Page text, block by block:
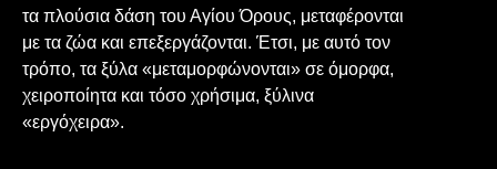
τα πλούσια δάση του Αγίου Όρους, μεταφέρονται
με τα ζώα και επεξεργάζονται. Έτσι, με αυτό τον
τρόπο, τα ξύλα «μεταμορφώνονται» σε όμορφα,
χειροποίητα και τόσο χρήσιμα, ξύλινα
«εργόχειρα».